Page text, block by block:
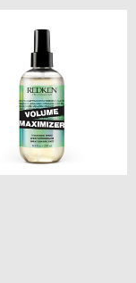
Легкий спрей для
волос VOLUME
MAXIMIZER 250МЛ
3 800 pуб.